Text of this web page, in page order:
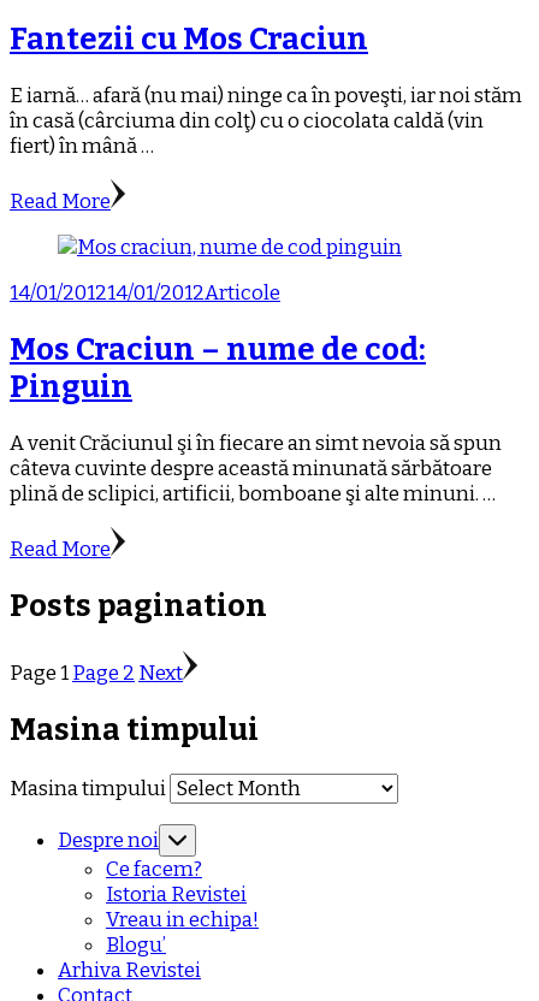
Fantezii cu Mos Craciun
E iarnă… afară (nu mai) ninge ca în poveşti, iar noi stăm
în casă (cârciuma din colţ) cu o ciocolata caldă (vin
fiert) în mână …
Read More
14/01/201214/01/2012Articole
Mos Craciun – nume de cod:
Pinguin
A venit Crăciunul şi în fiecare an simt nevoia să spun
câteva cuvinte despre această minunată sărbătoare
plină de sclipici, artificii, bomboane şi alte minuni. …
Read More
Posts pagination
Page1Page 2 Next
Masina timpului
Masina timpului
Despre noi
Ce facem?
Istoria Revistei
Vreau in echipa!
Blogu’
Arhiva Revistei
Contact